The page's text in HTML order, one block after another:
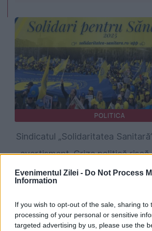
Evenimentul Zilei - Do Not Process
Information
If you wish to opt-out of the sale, sharing to
processing of your personal or sensitive
targeted advertising by us, please use the
POLITICA
Sindicatul „Solidaritatea
avertisment. Criza politică
sistemul de sănătate